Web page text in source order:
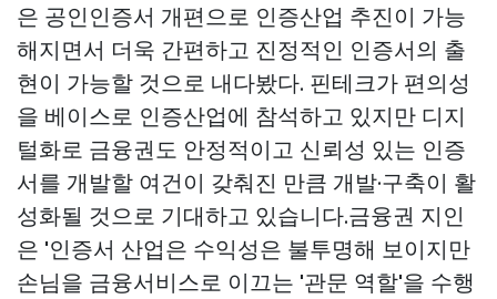
은 공인인증서 개편으로 인증산업 추진이 가능
해지면서 더욱 간편하고 진정적인 인증서의 출
현이 가능할 것으로 내다봤다. 핀테크가 편의성
을 베이스로 인증산업에 참석하고 있지만 디지
털화로 금융권도 안정적이고 신뢰성 있는 인증
서를 개발할 여건이 갖춰진 만큼 개발·구축이 활
성화될 것으로 기대하고 있습니다.금융권 지인
은 '인증서 산업은 수익성은 불투명해 보이지만
손님을 금융서비스로 이끄는 '관문 역할'을 수행